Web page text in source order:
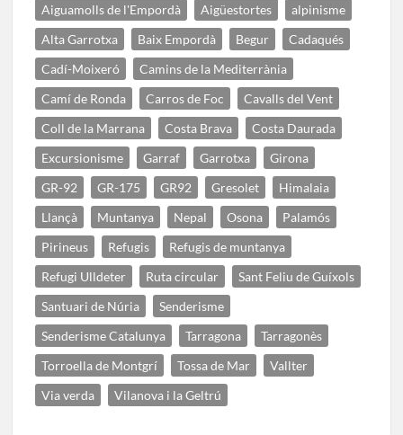
Aiguamolls de l'Empordà Aigüestortes
alpinisme
Alta Garrotxa
Baix Empordà Begur
Cadaqués
Cadí-Moixeró
Camins de la Mediterrània
Camí de Ronda
Carros de Foc
Cavalls del Vent
Coll de la Marrana
Costa Brava
Costa Daurada
Excursionisme
Garraf Garrotxa
Girona
GR-92
GR-175 GR92 Gresolet
Himalaia
Llançà
Muntanya Nepal Osona
Palamós
Pirineus
Refugis
Refugis de muntanya
Refugi Ulldeter
Ruta circular
Sant Feliu de Guíxols
Santuari de Núria
Senderisme
Senderisme Catalunya
Tarragona
Tarragonès
Torroella de Montgrí
Tossa de Mar
Vallter
Via verda
Vilanova i la Geltrú